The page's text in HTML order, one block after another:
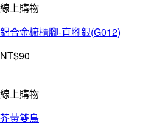
線上購物
鋁合金櫥櫃腳-直腳銀(G012)
NT$90
線上購物
芥黃雙鳥